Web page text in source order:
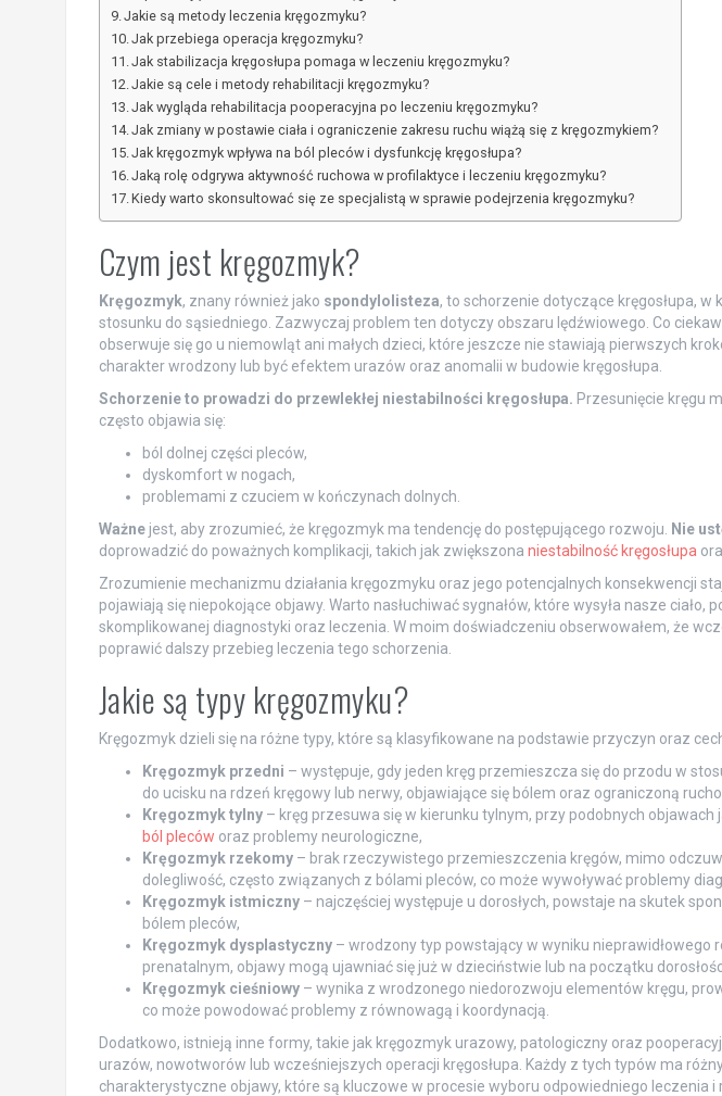
Jakie są metody leczenia kręgozmyku?
Jak przebiega operacja kręgozmyku?
Jak stabilizacja kręgosłupa pomaga w leczeniu kręgozmyku?
Jakie są cele i metody rehabilitacji kręgozmyku?
Jak wygląda rehabilitacja pooperacyjna po leczeniu kręgozmyku?
Jak zmiany w postawie ciała i ograniczenie zakresu ruchu wiążą się z kręgozmykiem?
Jak kręgozmyk wpływa na ból pleców i dysfunkcję kręgosłupa?
Jaką rolę odgrywa aktywność ruchowa w profilaktyce i leczeniu kręgozmyku?
Kiedy warto skonsultować się ze specjalistą w sprawie podejrzenia kręgozmyku?
Czym jest kręgozmyk?
Kręgozmyk, znany również jako spondylolisteza, to schorzenie dotyczące kręgosłupa,
stosunku do sąsiedniego. Zazwyczaj problem ten dotyczy obszaru lędźwiowego. Co
obserwuje się go u niemowląt ani małych dzieci, które jeszcze nie stawiają pierwszych
charakter wrodzony lub być efektem urazów oraz anomalii w budowie kręgosłupa.
Schorzenie to prowadzi do przewlekłej niestabilności kręgosłupa. Przesunięcie kręgu
często objawia się:
ból dolnej części pleców,
dyskomfort w nogach,
problemami z czuciem w kończynach dolnych.
Ważnejest, aby zrozumieć, że kręgozmyk ma tendencję do postępującego rozwoju. Nie
doprowadzić do poważnych komplikacji, takich jak zwiększona niestabilność kręgosłupa
Zrozumienie mechanizmu działania kręgozmyku oraz jego potencjalnych konsekwencji
pojawiają się niepokojące objawy. Warto nasłuchiwać sygnałów, które wysyła nasze ciało,
skomplikowanej diagnostyki oraz leczenia. W moim doświadczeniu obserwowałem, że
poprawić dalszy przebieg leczenia tego schorzenia.
Jakie są typy kręgozmyku?
Kręgozmyk dzieli się na różne typy, które są klasyfikowane na podstawie przyczyn oraz
Kręgozmyk przedni – występuje, gdy jeden kręg przemieszcza się do przodu w
do ucisku na rdzeń kręgowy lub nerwy, objawiające się bólem oraz ograniczoną
Kręgozmyk tylny– kręg przesuwa się w kierunku tylnym, przy podobnych
ból pleców oraz problemy neurologiczne,
Kręgozmyk rzekomy– brak rzeczywistego przemieszczenia kręgów, mimo
dolegliwość, często związanych z bólami pleców, co może wywoływać problemy
Kręgozmyk istmiczny– najczęściej występuje u dorosłych, powstaje na skutek
bólem pleców,
Kręgozmyk dysplastyczny– wrodzony typ powstający w wyniku nieprawidłowego
prenatalnym, objawy mogą ujawniać się już w dzieciństwie lub na początku
Kręgozmyk cieśniowy– wynika z wrodzonego niedorozwoju elementów kręgu,
co może powodować problemy z równowagą i koordynacją.
Dodatkowo, istnieją inne formy, takie jak kręgozmyk urazowy, patologiczny oraz
urazów, nowotworów lub wcześniejszych operacji kręgosłupa. Każdy z tych typów ma
charakterystyczne objawy, które są kluczowe w procesie wyboru odpowiedniego leczenia i